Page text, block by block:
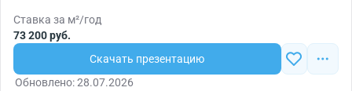
Ставка за м²/год
73 200 руб.
Скачать презентацию
Обновлено: 28.07.2026